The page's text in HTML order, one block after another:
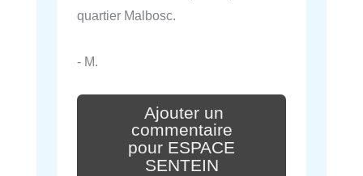
quartier Malbosc.
- M.
Ajouter un
commentaire
pour ESPACE
SENTEIN